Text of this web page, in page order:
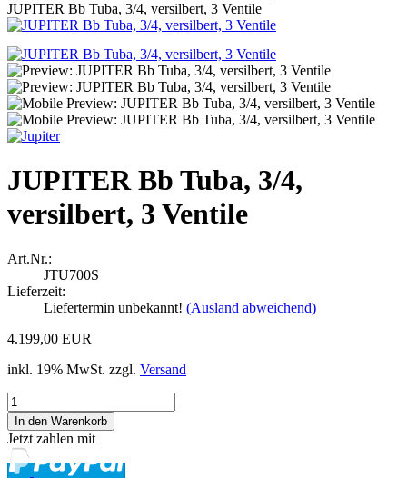
JUPITER Bb Tuba, 3/4, versilbert, 3 Ventile
JUPITER Bb Tuba, 3/4,
versilbert, 3 Ventile
Art.Nr.:
JTU700S
Lieferzeit:
Liefertermin unbekannt! (Ausland abweichend)
4.199,00 EUR
inkl. 19% MwSt. zzgl. Versand
Jetzt zahlen mit